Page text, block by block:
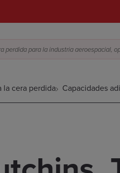
la cera perdida Capacidades